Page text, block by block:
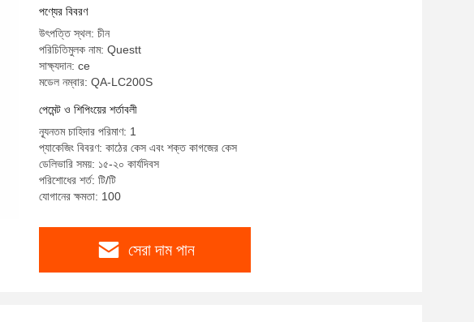
পণ্যের বিবরণ
উৎপত্তি স্থল: চীন
পরিচিতিমুলক নাম: Questt
সাক্ষ্যদান: ce
মডেল নম্বার: QA-LC200S
পেমেন্ট ও শিপিংয়ের শর্তাবলী
ন্যূনতম চাহিদার পরিমাণ: 1
প্যাকেজিং বিবরণ: কাঠের কেস এবং শক্ত কাগজের কেস
ডেলিভারি সময়: ১৫-২০ কার্যদিবস
পরিশোধের শর্ত: টি/টি
যোগানের ক্ষমতা: 100
সেরা দাম পান